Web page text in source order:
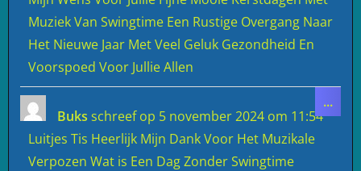
Muziek Van Swingtime Een Rustige Overgang Naar
Het Nieuwe Jaar Met Veel Geluk Gezondheid En
Voorspoed Voor Jullie Allen
Buks schreef op 5 november 2024 om 11:54
Luitjes Tis Heerlijk Mijn Dank Voor Het Muzikale
Verpozen Wat is Een Dag Zonder Swingtime
...
deze